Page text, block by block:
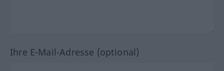
Ihre E-Mail-Adresse (optional)